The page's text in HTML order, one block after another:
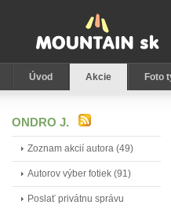
Úvod Akcie Foto
ONDRO J.
Zoznam akcií autora (49)
Autorov výber fotiek (91)
Poslať privátnu správu